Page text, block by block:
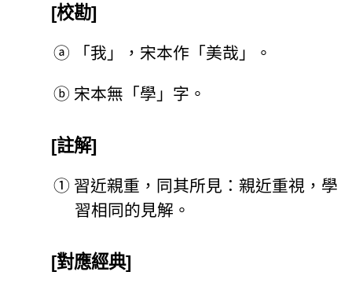
[校勘]
ⓐ 「我」，宋本作「美哉」。
ⓑ 宋本無「學」字。
[註解]
① 習近親重，同其所見：親近重視，學
習相同的見解。
[對應經典]